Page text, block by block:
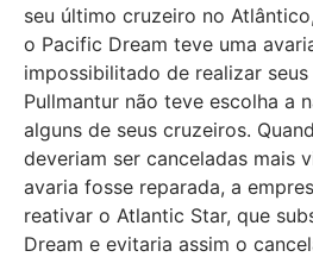
seu último cruzeiro no
o Pacific Dream teve uma
impossibilitado de realizar
Pullmantur não teve escolha a
alguns de seus cruzeiros.
deveriam ser canceladas mais
avaria fosse reparada, a
reativar o Atlantic Star, que
Dream e evitaria assim o